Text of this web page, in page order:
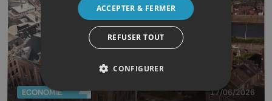
ECONOMIE 17/06/2026
ACCEPTER & FERMER
REFUSER TOUT
CONFIGURER